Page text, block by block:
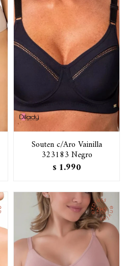
Souten c/Aro Vainilla
323183 Negro
$ 1.990